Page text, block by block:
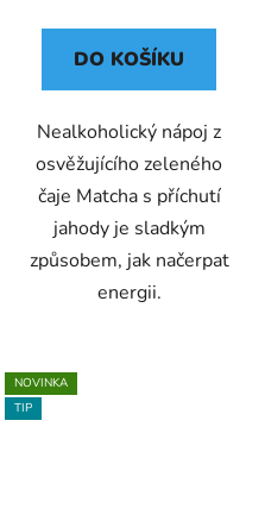
DO KOŠÍKU
Nealkoholický nápoj z
osvěžujícího zeleného
čaje Matcha s příchutí
jahody je sladkým
způsobem, jak načerpat
energii.
NOVINKA
TIP